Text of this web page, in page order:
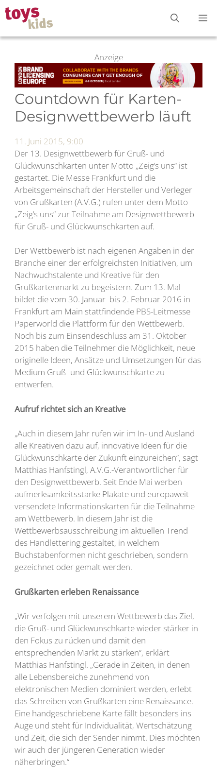
Zum
Inhalt
springen
Anzeige
Countdown für Karten-
Designwettbewerb läuft
11. Juni 2015, 9:00
Der 13. Designwettbewerb für Gruß- und
Glückwunschkarten unter Motto „Zeig’s uns“ ist
gestartet. Die Messe Frankfurt und die
Arbeitsgemeinschaft der Hersteller und Verleger
von Grußkarten (A.V.G.) rufen unter dem Motto
„Zeig’s uns“ zur Teilnahme am Designwettbewerb
für Gruß- und Glückwunschkarten auf.
Der Wettbewerb ist nach eigenen Angaben in der
Branche einer der erfolgreichsten Initiativen, um
Nachwuchstalente und Kreative für den
Grußkartenmarkt zu begeistern. Zum 13. Mal
bildet die vom 30. Januar bis 2. Februar 2016 in
Frankfurt am Main stattfindende PBS-Leitmesse
Paperworld die Plattform für den Wettbewerb.
Noch bis zum Einsendeschluss am 31. Oktober
2015 haben die Teilnehmer die Möglichkeit, neue
originelle Ideen, Ansätze und Umsetzungen für das
Medium Gruß- und Glückwunschkarte zu
entwerfen.
Aufruf richtet sich an Kreative
„Auch in diesem Jahr rufen wir im In- und Ausland
alle Kreativen dazu auf, innovative Ideen für die
Glückwunschkarte der Zukunft einzureichen“, sagt
Matthias Hanfstingl, A.V.G.-Verantwortlicher für
den Designwettbewerb. Seit Ende Mai werben
aufmerksamkeitsstarke Plakate und europaweit
versendete Informationskarten für die Teilnahme
am Wettbewerb. In diesem Jahr ist die
Wettbewerbsausschreibung im aktuellen Trend
des Handlettering gestaltet, in welchem
Buchstabenformen nicht geschrieben, sondern
gezeichnet oder gemalt werden.
Grußkarten erleben Renaissance
„Wir verfolgen mit unserem Wettbewerb das Ziel,
die Gruß- und Glückwunschkarte wieder stärker in
den Fokus zu rücken und damit den
entsprechenden Markt zu stärken“, erklärt
Matthias Hanfstingl. „Gerade in Zeiten, in denen
alle Lebensbereiche zunehmend von
elektronischen Medien dominiert werden, erlebt
das Schreiben von Grußkarten eine Renaissance.
Eine handgeschriebene Karte fällt besonders ins
Auge und steht für Individualität, Wertschätzung
und Zeit, die sich der Sender nimmt. Dies möchten
wir auch der jüngeren Generation wieder
näherbringen.“